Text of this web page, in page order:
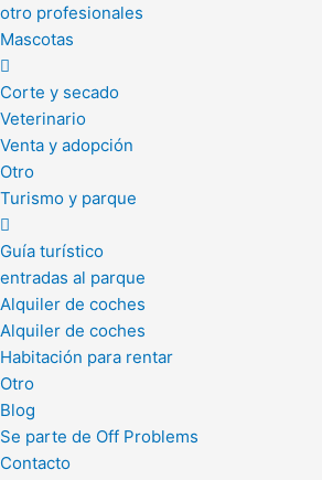
otro profesionales
Mascotas
Corte y secado
Veterinario
Venta y adopción
Otro
Turismo y parque
Guía turístico
entradas al parque
Alquiler de coches
Alquiler de coches
Habitación para rentar
Otro
Blog
Se parte de Off Problems
Contacto